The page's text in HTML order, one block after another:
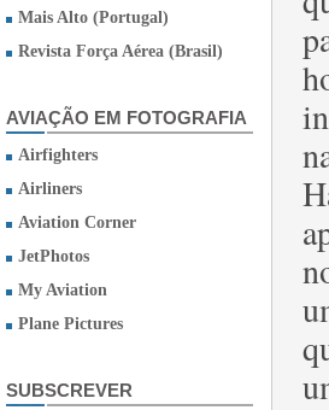
Mais Alto (Portugal)
Revista Força Aérea (Brasil)
AVIAÇÃO EM FOTOGRAFIA
Airfighters
Airliners
Aviation Corner
JetPhotos
My Aviation
Plane Pictures
SUBSCREVER